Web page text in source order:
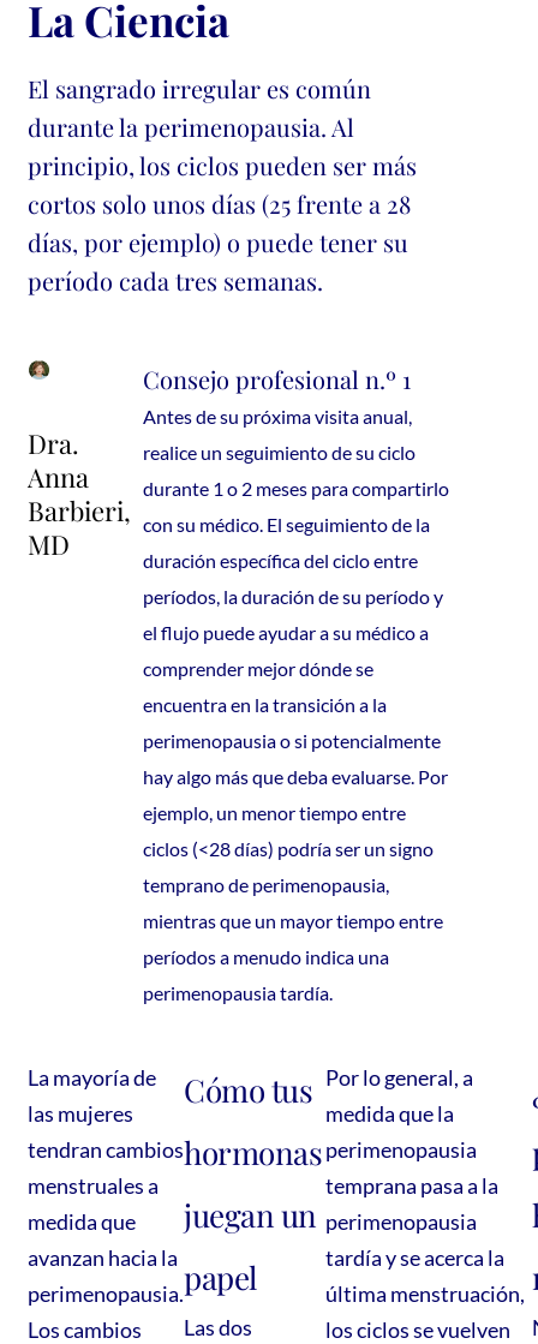
La Ciencia
El sangrado irregular es común
durante la perimenopausia. Al
principio, los ciclos pueden ser más
cortos solo unos días (25 frente a 28
días, por ejemplo) o puede tener su
período cada tres semanas.
Dra.
Anna
Barbieri,
MD
Consejo profesional n.º 1
Antes de su próxima visita anual,
realice un seguimiento de su ciclo
durante 1 o 2 meses para compartirlo
con su médico. El seguimiento de la
duración específica del ciclo entre
períodos, la duración de su período y
el flujo puede ayudar a su médico a
comprender mejor dónde se
encuentra en la transición a la
perimenopausia o si potencialmente
hay algo más que deba evaluarse. Por
ejemplo, un menor tiempo entre
ciclos (<28 días) podría ser un signo
temprano de perimenopausia,
mientras que un mayor tiempo entre
períodos a menudo indica una
perimenopausia tardía.
La mayoría de
las mujeres
tendran cambios
menstruales a
medida que
avanzan hacia la
perimenopausia.
Los cambios
Cómo tus
hormonas
juegan un
papel
Las dos
Por lo general, a
medida que la
perimenopausia
temprana pasa a la
perimenopausia
tardía y se acerca la
última menstruación,
los ciclos se vuelven